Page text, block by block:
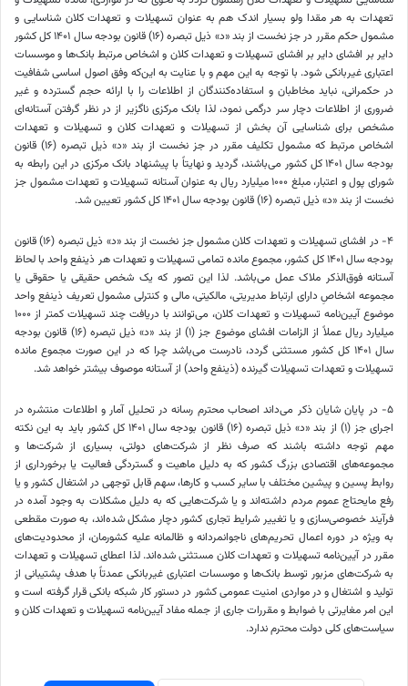
تعهدات به هر مقدا ولو بسیار اندک هم به عنوان تسهیلات و تعهدات کلان شناسایی و
مشمول حکم مقرر در جز نخست از بند «د» ذیل تبصره (۱۶) قانون بودجه سال ۱۴۰۱ کل کشور
دایر بر افشای دایر بر افشای تسهیلات و تعهدات کلان و اشخاص مرتبط بانک‌ها و موسسات
اعتباری غیربانکی شود. با توجه به این مهم و با عنایت به این‌که وفق اصول اساسی شفافیت
در حکمرانی، نباید مخاطبان و استفاده‌کنندگان از اطلاعات را با ارائه حجم گسترده و غیر
ضروری از اطلاعات دچار سر درگمی نمود، لذا بانک مرکزی ناگزیر از در نظر گرفتن آستانه‌ای
مشخص برای شناسایی آن بخش از تسهیلات و تعهدات کلان و تسهیلات و تعهدات
اشخاص مرتبط که مشمول تکلیف مقرر در جز نخست از بند «د» ذیل تبصره (۱۶) قانون
بودجه سال ۱۴۰۱ کل کشور می‌باشند، گردید و نهایتاً با پیشنهاد بانک مرکزی در این رابطه به
شورای پول و اعتبار، مبلغ ۱۰۰۰ میلیارد ریال به عنوان آستانه تسهیلات و تعهدات مشمول جز
نخست از بند «د» ذیل تبصره (۱۶) قانون بودجه سال ۱۴۰۱ کل کشور تعیین شد.
۴‏- در افشای تسهیلات و تعهدات کلان مشمول جز نخست از بند «د» ذیل تبصره (۱۶) قانون
بودجه سال ۱۴۰۱ کل کشور، مجموع مانده تمامی تسهیلات و تعهدات هر ذینفع واحد با لحاظ
آستانه فوق‌الذکر ملاک عمل می‌باشد. لذا این تصور که یک شخص حقیقی یا حقوقی یا
مجموعه اشخاصِ دارای ارتباط مدیریتی، مالکیتی، مالی و کنترلی مشمول تعریف ذینفع واحد
موضوع آیین‌نامه تسهیلات و تعهدات کلان، می‌توانند با دریافت چند تسهیلات کمتر از ۱۰۰۰
میلیارد ریال عملاً از الزامات افشای موضوع جز (۱) از بند «د» ذیل تبصره (۱۶) قانون بودجه
سال ۱۴۰۱ کل کشور مستثنی گردد، نادرست می‌باشد چرا که در این صورت مجموع مانده
تسهیلات و تعهدات تسهیلات گیرنده (ذینفع واحد) از آستانه موصوف بیشتر خواهد شد.
۵‏- در پایان شایان ذکر می‌داند اصحاب محترم رسانه در تحلیل آمار و اطلاعات منتشره در
اجرای جز (۱) از بند «د» ذیل تبصره (۱۶) قانون بودجه سال ۱۴۰۱ کل کشور باید به این نکته
مهم توجه داشته باشند که صرف نظر از شرکت‌های دولتی، بسیاری از شرکت‌ها و
مجموعه‌های اقتصادی بزرگ کشور که به دلیل ماهیت و گستردگی فعالیت یا برخورداری از
روابط پسین و پیشین مختلف با سایر کسب و کارها، سهم قابل توجهی در اشتغال کشور و یا
رفع مایحتاج عموم مردم داشته‌اند و یا شرکت‌هایی که به دلیل مشکلات به وجود آمده در
فرآیند خصوصی‌سازی و یا تغییر شرایط تجاری کشور دچار مشکل شده‌اند، به صورت مقطعی
به ویژه در دوره اعمال تحریم‌های ناجوانمردانه و ظالمانه علیه کشورمان، از محدودیت‌های
مقرر در آیین‌نامه تسهیلات و تعهدات کلان مستثنی شده‌اند. لذا اعطای تسهیلات و تعهدات
به شرکت‌های مزبور توسط بانک‌ها و موسسات اعتباری غیربانکی عمدتاً با هدف پشتیبانی از
تولید و اشتغال و در مواردی امنیت عمومی کشور در دستور کار شبکه بانکی قرار گرفته است و
این امر مغایرتی با ضوابط و مقررات جاری از جمله مفاد آیین‌نامه تسهیلات و تعهدات کلان و
سیاست‌های کلی دولت محترم ندارد.